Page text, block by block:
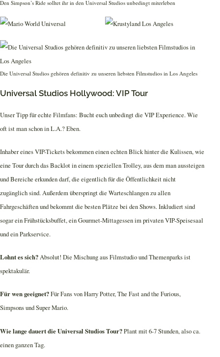
Den Simpson’s Ride solltet ihr in den Universal Studios unbedingt miterleben
Die Universal Studios gehören definitiv zu unseren liebsten Filmstudios in Los Angeles
Universal Studios Hollywood: VIP Tour
Unser Tipp für echte Filmfans: Bucht euch unbedingt die VIP Experience. Wie
oft ist man schon in L.A.? Eben.
Inhaber eines VIP-Tickets bekommen einen echten Blick hinter die Kulissen, wie
eine Tour durch das Backlot in einem speziellen Trolley, aus dem man aussteigen
und Bereiche erkunden darf, die eigentlich für die Öffentlichkeit nicht
zugänglich sind. Außerdem überspringt die Warteschlangen zu allen
Fahrgeschäften und bekommt die besten Plätze bei den Shows. Inkludiert sind
sogar ein Frühstücksbuffet, ein Gourmet-Mittagessen im privaten VIP-Speisesaal
und ein Parkservice.
Lohnt es sich?Absolut! Die Mischung aus Filmstudio und Themenparks ist
spektakulär.
Für wen geeignet?Für Fans von Harry Potter, The Fast and the Furious,
Simpsons und Super Mario.
Wie lange dauert die Universal Studios Tour?Plant mit 6-7 Stunden, also ca.
einen ganzen Tag.